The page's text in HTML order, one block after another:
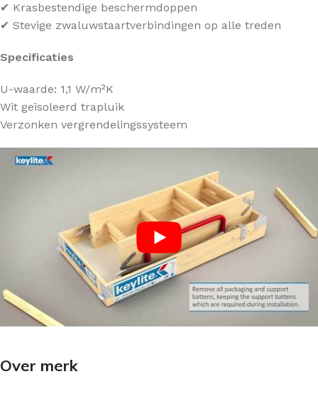
✔ Krasbestendige beschermdoppen
✔ Stevige zwaluwstaartverbindingen op alle treden
Specificaties
U-waarde: 1,1 W/m²K
Wit geïsoleerd trapluik
Verzonken vergrendelingssysteem
Over merk